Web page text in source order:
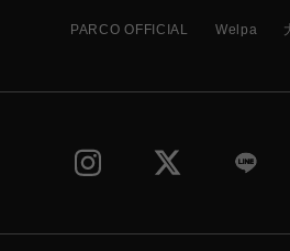
PARCO OFFICIAL Welpa